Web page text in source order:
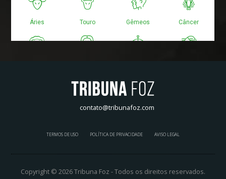
contato@tribunafoz.com
TERMOS DE USO POLÍTICA DE PRIVACIDADE AVISO LEGAL
Copyright © 2026 Tribuna Foz - Todos os direitos reservados.